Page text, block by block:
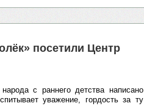
посетили Центр
с раннего детства написано
уважение, гордость за ту